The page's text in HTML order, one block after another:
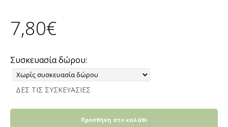
7,80€
Συσκευασία δώρου:
ΔΕΣ ΤΙΣ ΣΥΣΚΕΥΑΣΙΕΣ
Προσθήκη στο καλάθι